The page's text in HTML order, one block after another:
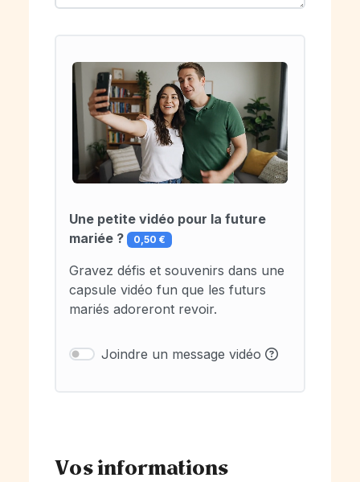
Une petite vidéo pour la future
mariée ?
0,50 €
Gravez défis et souvenirs dans une
capsule vidéo fun que les futurs
mariés adoreront revoir.
Joindre un message vidéo
Vos informations